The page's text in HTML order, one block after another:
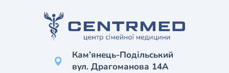
Кам’янець-Подільський
вул. Драгоманова 14А